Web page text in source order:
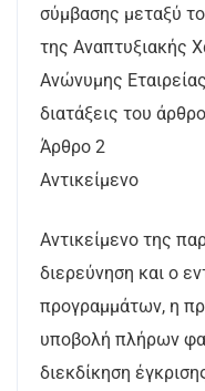
σύμβασης μεταξύ
της Αναπτυξιακής
Ανώνυμης
διατάξεις του
Άρθρο 2
Αντικείμενο
Αντικείμενο της
διερεύνηση και ο
προγραμμάτων, η
υποβολή πλήρων
διεκδίκηση